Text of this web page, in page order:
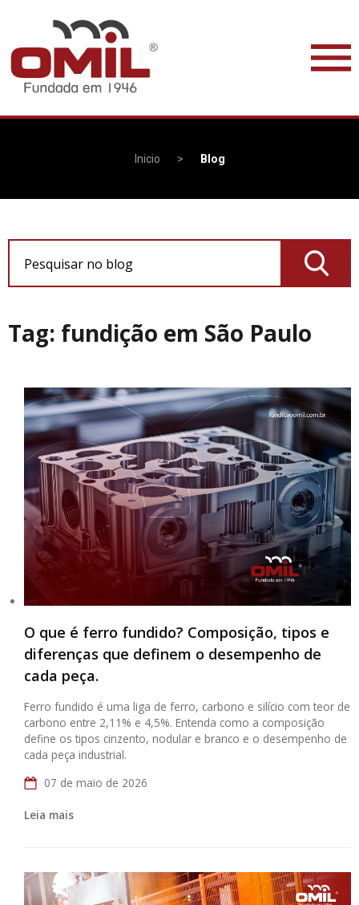
Inicio > Blog
Tag: fundição em São Paulo
O que é ferro fundido? Composição, tipos e
diferenças que definem o desempenho de
cada peça.
Ferro fundido é uma liga de ferro, carbono e silício com teor de
carbono entre 2,11% e 4,5%. Entenda como a composição
define os tipos cinzento, nodular e branco e o desempenho de
cada peça industrial.
07 de maio de 2026
Leia mais
Pesquisar no blog